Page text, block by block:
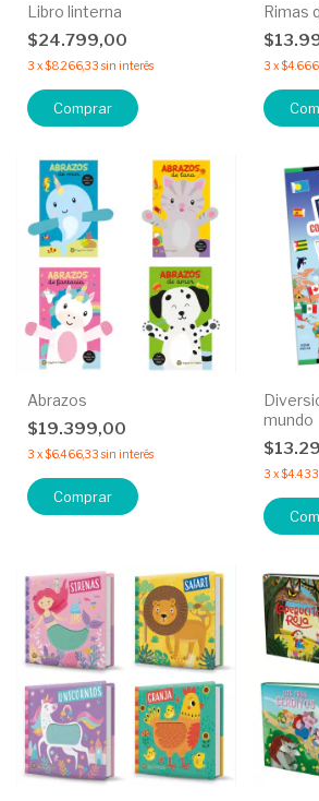
Libro linterna
$24.799,00
3 x$8.266,33 sin interés
Comprar
Rimas
3 x
Abrazos
$19.399,00
3 x$6.466,33 sin interés
Comprar
mundo
3 x